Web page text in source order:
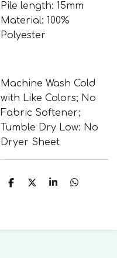
Pile length: 15mm
Material: 100%
Polyester
Machine Wash Cold
with Like Colors; No
Fabric Softener;
Tumble Dry Low: No
Dryer Sheet
S
S
S
S